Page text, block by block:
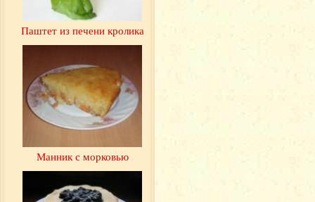
Паштет из печени кролика
Манник с морковью